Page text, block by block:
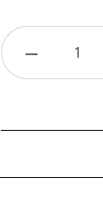
Produkt